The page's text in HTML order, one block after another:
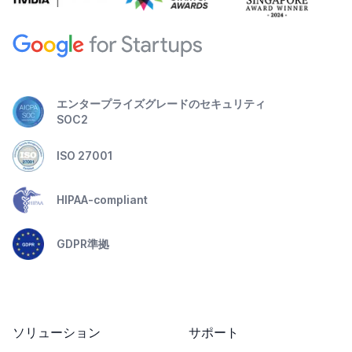
エンタープライズグレードのセキュリティ
SOC2
ISO 27001
HIPAA-compliant
GDPR準拠
ソリューション
サポート